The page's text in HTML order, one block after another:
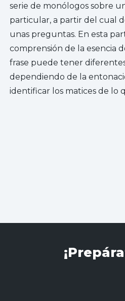
serie de monólogos sobre
particular, a partir del cual
unas preguntas. En esta
comprensión de la esencia
frase puede tener
dependiendo de la
identificar los matices de lo